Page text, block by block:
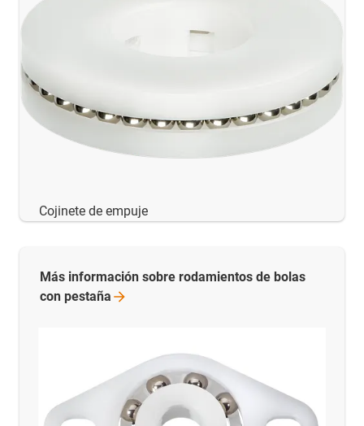
Cojinete de empuje
Más información sobre rodamientos de bolas
con pestaña